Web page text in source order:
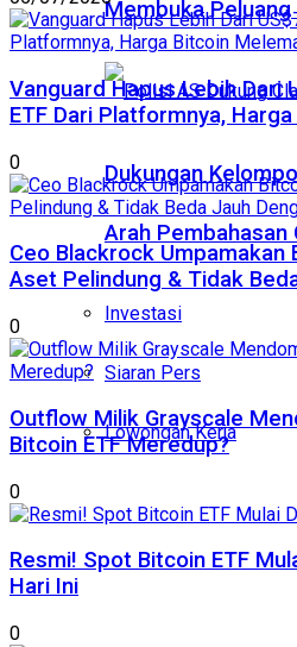
Membuka
Dukungan
Arah Pembahasan
Investasi
Siaran Pers
Lowongan Kerja
Vanguard Hapus Lebih Dari
ETF Dari Platformnya,
0
Ceo Blackrock Umpamakan
Aset Pelindung & Tidak
0
Outflow Milik Grayscale
Bitcoin ETF Meredup?
0
Resmi! Spot Bitcoin ETF
Hari Ini
0